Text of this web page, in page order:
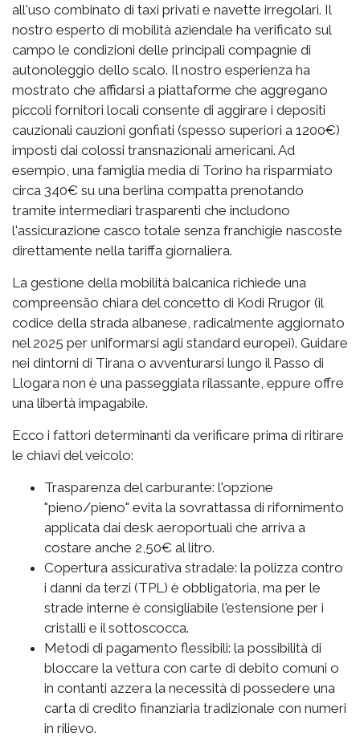
all'uso combinato di taxi privati e navette irregolari. Il
nostro esperto di mobilità aziendale ha verificato sul
campo le condizioni delle principali compagnie di
autonoleggio dello scalo. Il nostro esperienza ha
mostrato che affidarsi a piattaforme che aggregano
piccoli fornitori locali consente di aggirare i depositi
cauzionali cauzioni gonfiati (spesso superiori a 1200€)
imposti dai colossi transnazionali americani. Ad
esempio, una famiglia media di Torino ha risparmiato
circa 340€ su una berlina compatta prenotando
tramite intermediari trasparenti che includono
l'assicurazione casco totale senza franchigie nascoste
direttamente nella tariffa giornaliera.
La gestione della mobilità balcanica richiede una
compreensão chiara del concetto di Kodi Rrugor (il
codice della strada albanese, radicalmente aggiornato
nel 2025 per uniformarsi agli standard europei). Guidare
nei dintorni di Tirana o avventurarsi lungo il Passo di
Llogara non è una passeggiata rilassante, eppure offre
una libertà impagabile.
Ecco i fattori determinanti da verificare prima di ritirare
le chiavi del veicolo:
Trasparenza del carburante: l'opzione
"pieno/pieno" evita la sovrattassa di rifornimento
applicata dai desk aeroportuali che arriva a
costare anche 2,50€ al litro.
Copertura assicurativa stradale: la polizza contro
i danni da terzi (TPL) è obbligatoria, ma per le
strade interne è consigliabile l'estensione per i
cristalli e il sottoscocca.
Metodi di pagamento flessibili: la possibilità di
bloccare la vettura con carte di debito comuni o
in contanti azzera la necessità di possedere una
carta di credito finanziaria tradizionale con numeri
in rilievo.